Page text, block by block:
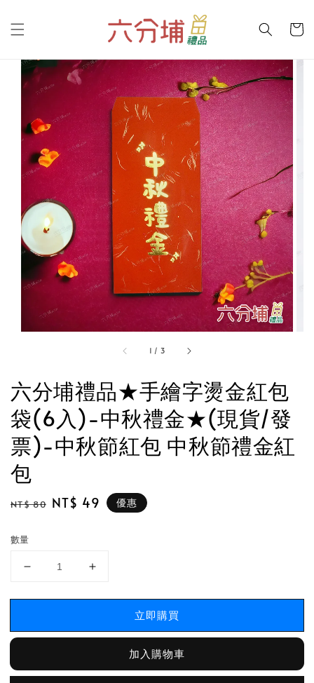
1 / 3
六分埔禮品★手繪字燙金紅包
袋(6入)-中秋禮金★(現貨/發
票)-中秋節紅包 中秋節禮金紅
包
Regular
NT$ 80 Sale
NT$ 49 優惠
數量
立即購買
加入購物車